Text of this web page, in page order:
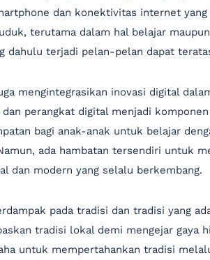
dan konektivitas internet
terutama dalam hal belajar
dahulu terjadi pelan-pelan dapat
mengintegrasikan inovasi digital
perangkat digital menjadi
bagi anak-anak untuk belajar
ada hambatan tersendiri untuk
dan modern yang selalu berkembang.
pada tradisi dan tradisi yang
tradisi lokal demi mengejar gaya
untuk mempertahankan tradisi